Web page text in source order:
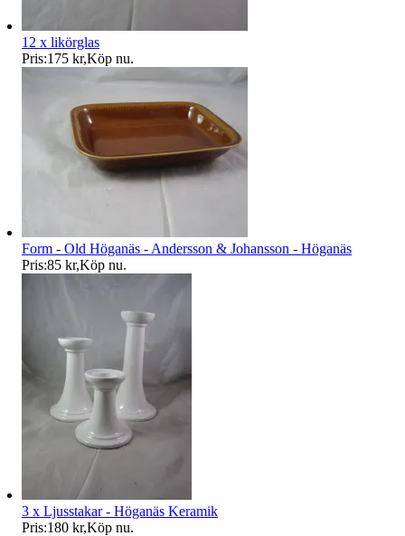
12 x likörglas
Pris:175 kr,Köp nu.
Form - Old Höganäs - Andersson & Johansson - Höganäs
Pris:85 kr,Köp nu.
3 x Ljusstakar - Höganäs Keramik
Pris:180 kr,Köp nu.